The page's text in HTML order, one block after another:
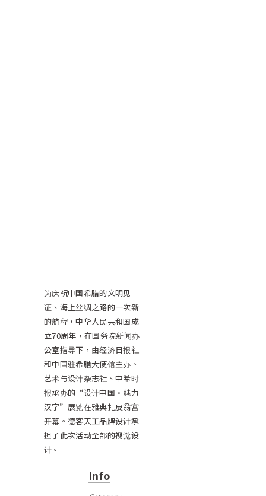
为庆祝中国希腊的文明见
证、海上丝绸之路的一次新
的航程，中华人民共和国成
立70周年，在国务院新闻办
公室指导下，由经济日报社
和中国驻希腊大使馆主办、
艺术与设计杂志社、中希时
报承办的“设计中国•魅力
汉字”展览在雅典扎皮翁宫
开幕。德客天工品牌设计承
担了此次活动全部的视觉设
计。
Info